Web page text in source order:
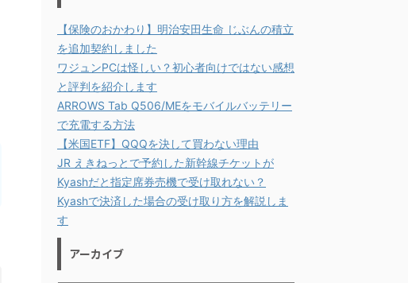
【保険のおかわり】明治安田生命 じぶんの積立
を追加契約しました
ワジュンPCは怪しい？初心者向けではない感想
と評判を紹介します
ARROWS Tab Q506/MEをモバイルバッテリー
で充電する方法
【米国ETF】QQQを決して買わない理由
JR えきねっとで予約した新幹線チケットが
Kyashだと指定席券売機で受け取れない？
Kyashで決済した場合の受け取り方を解説しま
す
アーカイブ